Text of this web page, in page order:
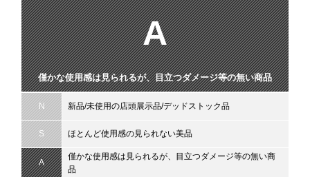
A
僅かな使用感は見られるが、目立つダメージ等の無い商品
N 新品/未使用の店頭展示品/デッドストック品
S ほとんど使用感の見られない美品
A
僅かな使用感は見られるが、目立つダメージ等の無い商
品